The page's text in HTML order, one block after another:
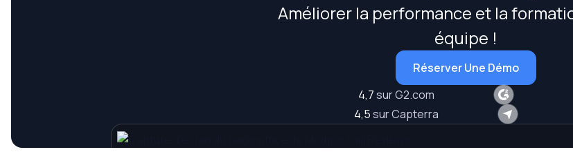
Améliorer la performance et la
équipe !
Réserver Une Démo
4,7sur G2.com
4,5sur Capterra